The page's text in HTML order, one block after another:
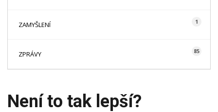
ZAMYŠLENÍ 1
ZPRÁVY 85
Není to tak lepší?